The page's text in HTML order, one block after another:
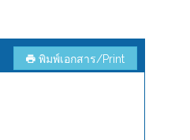
พิมพ์เอกสาร/Print